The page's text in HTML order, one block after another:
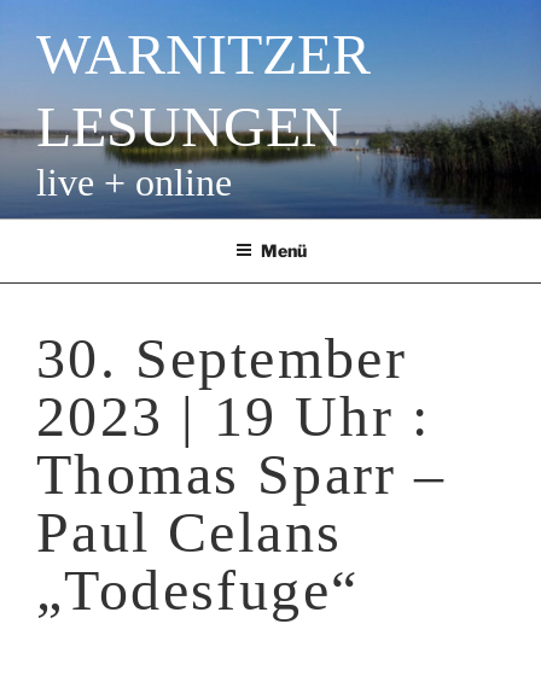
Inhalt
springenWARNITZER
LESUNGEN
live + online
Menü
30. September
2023 | 19 Uhr :
Thomas Sparr –
Paul Celans
„Todesfuge“